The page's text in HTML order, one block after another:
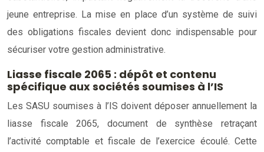
jeune entreprise. La mise en place d’un système de suivi
des obligations fiscales devient donc indispensable pour
sécuriser votre gestion administrative.
Liasse fiscale 2065 : dépôt et contenu
spécifique aux sociétés soumises à l’IS
Les SASU soumises à l’IS doivent déposer annuellement la
liasse fiscale 2065, document de synthèse retraçant
l’activité comptable et fiscale de l’exercice écoulé. Cette